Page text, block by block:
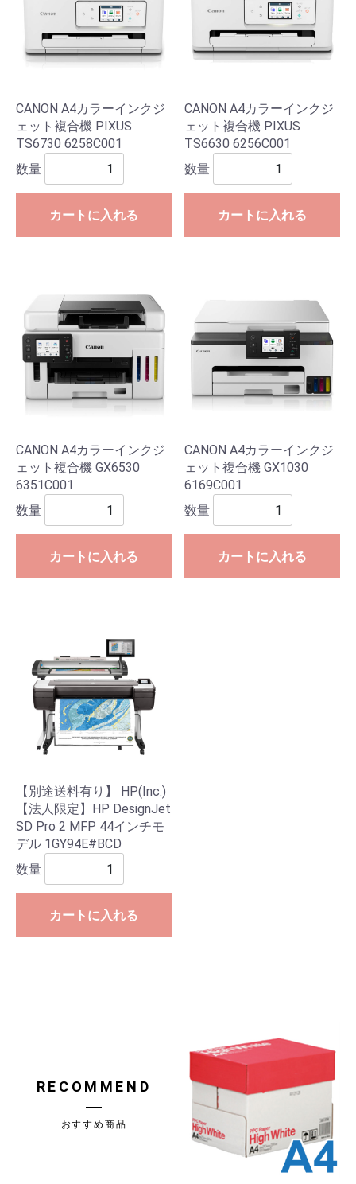
CANON A4カラーインクジ
ェット複合機 PIXUS
TS6730 6258C001
数量
カートに入れる
CANON A4カラーインクジ
ェット複合機 PIXUS
TS6630 6256C001
数量
カートに入れる
CANON A4カラーインクジ
ェット複合機 GX6530
6351C001
数量
カートに入れる
CANON A4カラーインクジ
ェット複合機 GX1030
6169C001
数量
カートに入れる
【別途送料有り】 HP(Inc.)
【法人限定】HP DesignJet
SD Pro 2 MFP 44インチモ
デル 1GY94E#BCD
数量
カートに入れる
RECOMMEND
おすすめ商品